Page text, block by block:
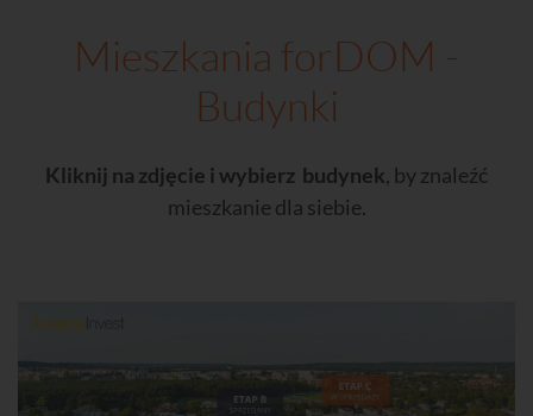
Mieszkania forDOM -
Budynki
Kliknij na zdjęcie i wybierz budynek, by znaleźć
mieszkanie dla siebie.